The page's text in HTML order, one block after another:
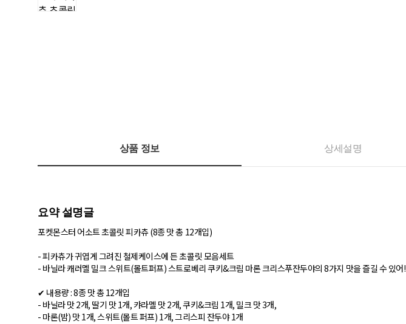
상품 정보 상세설명
요약 설명글
포켓몬스터 어소트 초콜릿 피카츄 (8종 맛 총 12개입)
- 피카츄가 귀엽게 그려진 철제케이스에 든 초콜릿 모음세트
- 바닐라 캐러멜 밀크 스위트(몰트퍼프) 스트로베리 쿠키&크림 마론 크리스푸잔두야의 8가지 맛을 즐길 수 있어!
✔ 내용량 : 8종 맛 총 12개입
- 바닐라 맛 2개, 딸기 맛 1개, 캬라멜 맛 2개, 쿠키&크림 1개, 밀크 맛 3개,
- 마론(밤) 맛 1개, 스위트(몰트 퍼프) 1개, 그리스피 잔두야 1개